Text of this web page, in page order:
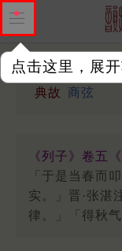
点击这里，展
典故 商弦
《列子》卷五
「于是当春而
实。」晋·张湛
律。」「得秋